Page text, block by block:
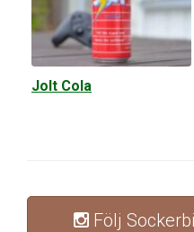
Jolt Cola
Följ